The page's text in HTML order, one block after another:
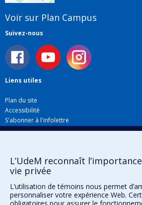
Voir sur Plan Campus
Suivez-nous
Liens utiles
Plan du site
Accessibilité
S'abonner à l'infolettre
Nouvelles
Info COVID-19
Offres d'emploi
L’UdeM reconnaît
vie privée
L’utilisation de témoins nous permet
personnaliser votre expérience Web.
obligatoires pour assurer le